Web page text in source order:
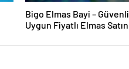
Bigo Elmas Bayi – Güvenli,
Uygun Fiyatlı Elmas Satın